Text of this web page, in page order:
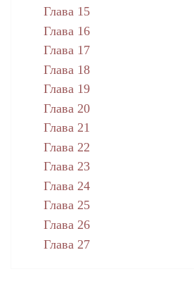
Глава 15
Глава 16
Глава 17
Глава 18
Глава 19
Глава 20
Глава 21
Глава 22
Глава 23
Глава 24
Глава 25
Глава 26
Глава 27